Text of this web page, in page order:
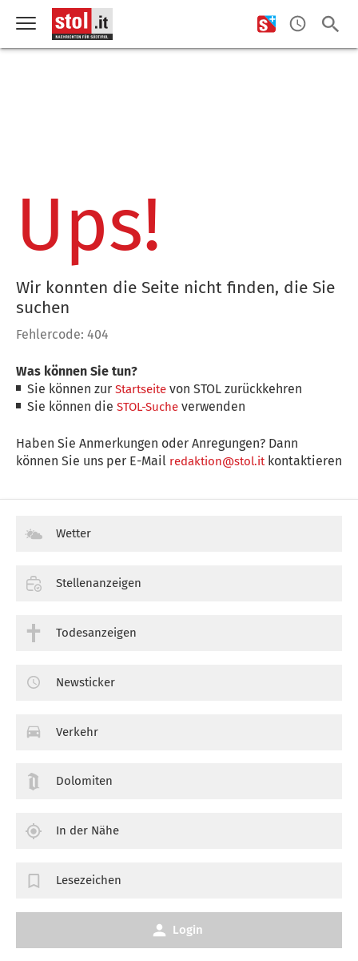
Ups!
Wir konnten die Seite nicht finden, die Sie
suchen
Fehlercode: 404
Was können Sie tun?
Sie können zurStartseite von STOL zurückkehren
Sie können dieSTOL-Suche verwenden
Haben Sie Anmerkungen oder Anregungen? Dann
können Sie uns per E-Mail redaktion@stol.itkontaktieren
Wetter
Stellenanzeigen
Todesanzeigen
Newsticker
Verkehr
Dolomiten
In der Nähe
Lesezeichen
Login